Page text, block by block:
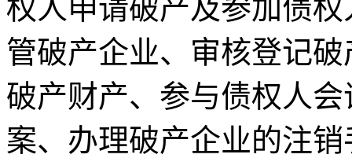
权人申请破产及参加债
管破产企业、审核登记
破产财产、参与债权人
案、办理破产企业的注